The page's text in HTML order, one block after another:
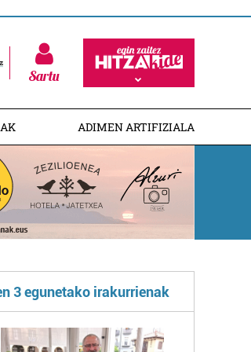
Sartu
ADIMEN ARTIFIZIALA
3 egunetako irakurrienak